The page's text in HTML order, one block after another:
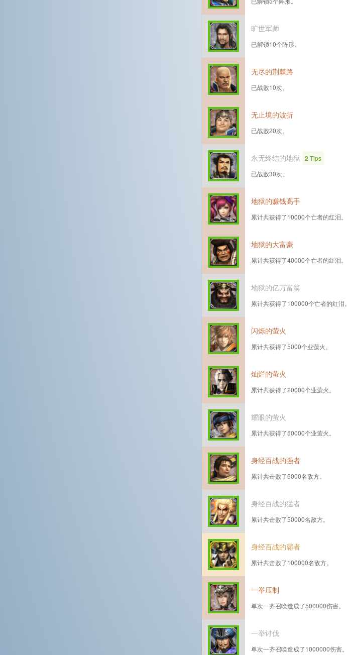
旷世军师
已解锁10个阵形。
无尽的荆棘路
已战败10次。
无止境的波折
已战败20次。
永无终结的地狱 2Tips
已战败30次。
地狱的赚钱高手
累计共获得了10000个亡者的红泪。
地狱的大富豪
累计共获得了40000个亡者的红泪。
地狱的亿万富翁
累计共获得了100000个亡者的红泪。
闪烁的萤火
累计共获得了5000个业萤火。
灿烂的萤火
累计共获得了20000个业萤火。
耀眼的萤火
累计共获得了50000个业萤火。
身经百战的强者
累计共击败了5000名敌方。
身经百战的猛者
累计共击败了50000名敌方。
身经百战的霸者
累计共击败了100000名敌方。
一举压制
单次一齐召唤造成了500000伤害。
一举讨伐
单次一齐召唤造成了1000000伤害。